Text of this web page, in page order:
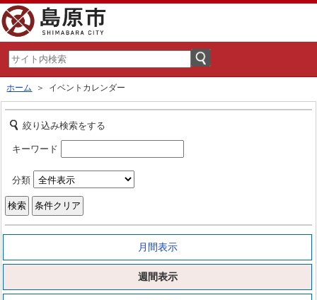
ホーム ＞ イベントカレンダー
絞り込み検索をする
キーワード
分類
月間表示
週間表示